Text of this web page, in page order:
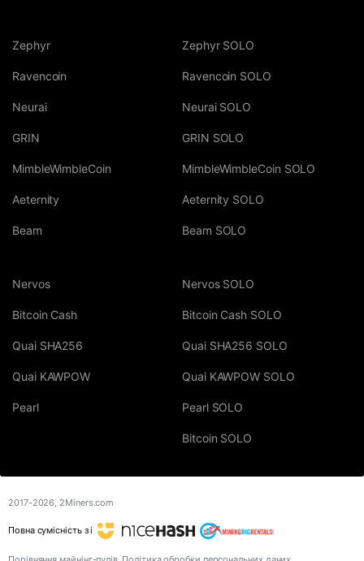
Zephyr
Ravencoin
Neurai
GRIN
MimbleWimbleCoin
Aeternity
Beam
Zephyr SOLO
Ravencoin SOLO
Neurai SOLO
GRIN SOLO
MimbleWimbleCoin SOLO
Aeternity SOLO
Beam SOLO
Nervos
Bitcoin Cash
Quai SHA256
Quai KAWPOW
Pearl
Nervos SOLO
Bitcoin Cash SOLO
Quai SHA256 SOLO
Quai KAWPOW SOLO
Pearl SOLO
Bitcoin SOLO
2017-2026, 2Miners.com
Повна сумісність з і